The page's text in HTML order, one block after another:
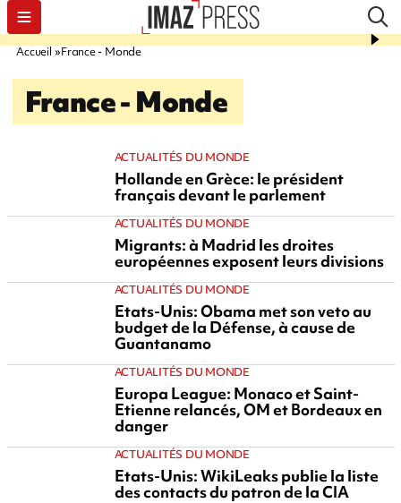
Accueil France - Monde
France - Monde
ACTUALITÉS DU MONDE
Hollande en Grèce: le président
français devant le parlement
ACTUALITÉS DU MONDE
Migrants: à Madrid les droites
européennes exposent leurs divisions
ACTUALITÉS DU MONDE
Etats-Unis: Obama met son veto au
budget de la Défense, à cause de
Guantanamo
ACTUALITÉS DU MONDE
Europa League: Monaco et Saint-
Etienne relancés, OM et Bordeaux en
danger
ACTUALITÉS DU MONDE
Etats-Unis: WikiLeaks publie la liste
des contacts du patron de la CIA